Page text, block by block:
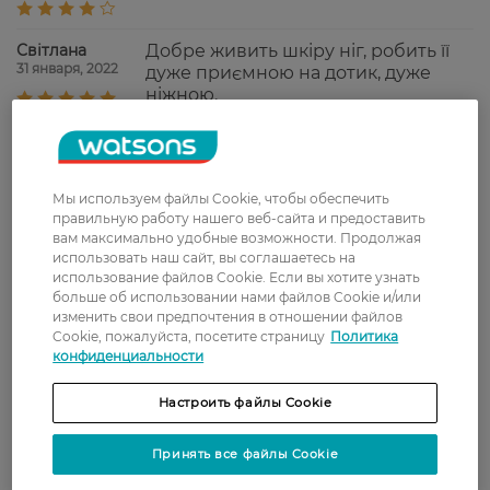
Світлана
31 января, 2022
Добре живить шкіру ніг, робить її
дуже приємною на дотик, дуже
ніжною.
Марина
4 декабря, 2021
Крем хороший, отлично увлажняет,
имеет приятный запах, при
в идеальном состоянии
Марина
Идеален для тех, кто много ходит, а
то ноги ватные, а так ухоженные с
кремом.
13 октября, 2021
Ніжна, приємна консистенція,
швидко вбирається, надає шкіри
гладкості, позбавляє сухості,
попереджає подразнення.
Показати ще
Мы используем файлы Cookie, чтобы обеспечить
правильную работу нашего веб-сайта и предоставить
вам максимально удобные возможности. Продолжая
использовать наш сайт, вы соглашаетесь на
использование файлов Cookie. Если вы хотите узнать
больше об использовании нами файлов Cookie и/или
изменить свои предпочтения в отношении файлов
Cookie, пожалуйста, посетите страницу Политика
конфиденциальности
Настроить файлы Cookie
Принять все файлы Cookie